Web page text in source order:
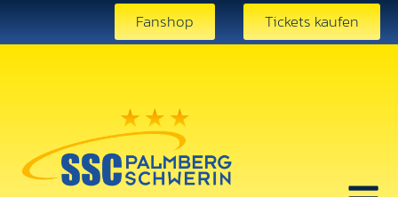
Fanshop Tickets kaufen